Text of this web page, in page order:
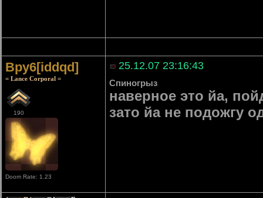
Bpy6[iddqd]
= Lance Corporal =
190
Doom Rate: 1.23
25.12.07 23:16:43
Спиногрыз
наверное это йа,
зато йа не подожгу